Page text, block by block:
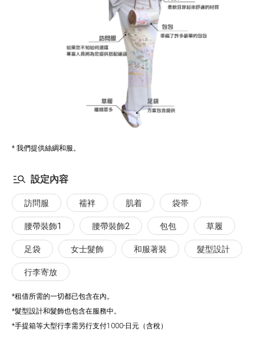
* 我們提供絲綢和服。
設定內容
訪問服 襦袢 肌着 袋帯
腰帶裝飾1 腰帶裝飾2 包包 草履
足袋 女士髮飾 和服著裝 髮型設計
行李寄放
*租借所需的一切都已包含在內。
*髮型設計和髮飾也包含在服務中。
*手提箱等大型行李需另行支付1000-日元（含稅）